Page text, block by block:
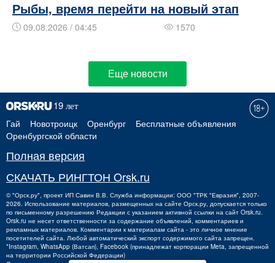
Рыбы, время перейти на новый этап
09.08.2026 / 04:45 1570
Еще новости
Гай Новотроицк Оренбург
Бесплатные объявления
Оренбургской области
Полная версия
СКАЧАТЬ РИНГТОН Orsk.ru
©"Орск.ру" , проект ИП Савин В.В. Служба информации: ООО "ТРК "Евразия", 2007-
2026. Использование материалов, размещенных на сайте Орск.ру, допускается только
по письменному разрешению Редакции с указанием активной ссылки на сайт Orsk.ru.
Orsk.ru не несет ответственности за содержание объявлений, комментариев и
рекламных материалов. Комментарии к материалам сайта - это личное мнение
посетителей сайта. Любой автоматический экспорт содержимого сайта запрещен.
*Instagram, WhatsApp (Ватсап), Facebook (принадлежат корпорации Meta, запрещенной
на территории Российской Федерации)